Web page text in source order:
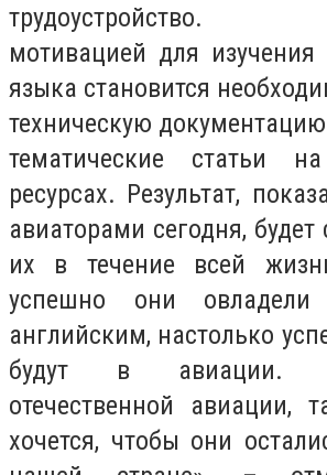
трудоустройство.
мотивацией для изучения
языка становится
техническую
тематические статьи
ресурсах. Результат,
авиаторами сегодня,
их в течение всей
успешно они овладели
английским, настолько
будут в авиации.
отечественной авиации,
хочется, чтобы они